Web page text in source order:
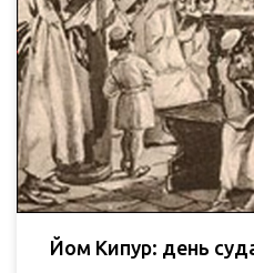
Йом Кипур: день